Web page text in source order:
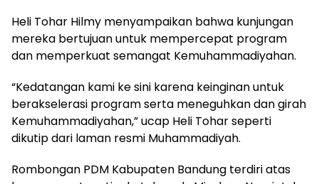
Heli Tohar Hilmy menyampaikan bahwa kunjungan
mereka bertujuan untuk mempercepat program
dan memperkuat semangat Kemuhammadiyahan.
“Kedatangan kami ke sini karena keinginan untuk
berakselerasi program serta meneguhkan dan girah
Kemuhammadiyahan,” ucap Heli Tohar seperti
dikutip dari laman resmi Muhammadiyah.
Rombongan PDM Kabupaten Bandung terdiri atas